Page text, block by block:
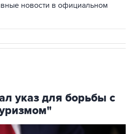
новости в официальном
указ для борьбы с